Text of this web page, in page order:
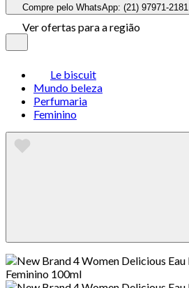
Compre pelo WhatsApp: (21) 97971-2181
Ver ofertas para a região
Le biscuit
Mundo beleza
Perfumaria
Feminino